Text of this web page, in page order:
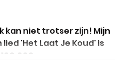
kan niet trotser zijn! Mijn
'Het Laat Je Koud' is